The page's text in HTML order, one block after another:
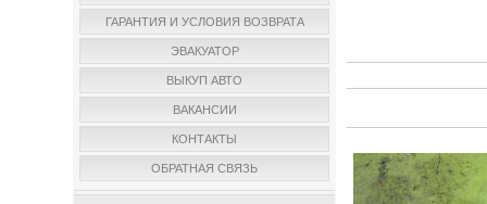
ГАРАНТИЯ И УСЛОВИЯ ВОЗВРАТА
ЭВАКУАТОР
ВЫКУП АВТО
ВАКАНСИИ
КОНТАКТЫ
ОБРАТНАЯ СВЯЗЬ